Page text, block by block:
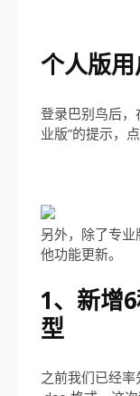
个人版用
登录巴别鸟后，
业版”的提示，
另外，除了专
他功能更新。
1、新增
型
之前我们已经